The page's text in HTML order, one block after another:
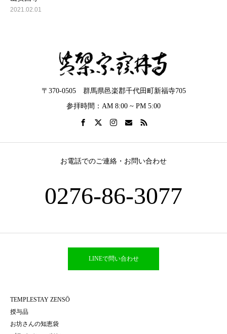
2021.02.01
〒370-0505 群馬県邑楽郡千代田町新福寺705
参拝時間：AM 8:00 ~ PM 5:00
お電話でのご連絡・お問い合わせ
0276-86-3077
LINEで問い合わせ
TEMPLESTAY ZENSŌ
授与品
お坊さんの知恵袋